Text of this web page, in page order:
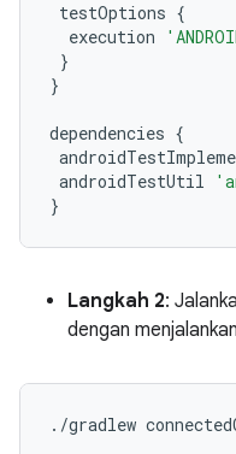
testOptions {
execution
}
}
dependencies {
androidTestUtil
}
Langkah 2:
dengan
./gradlew